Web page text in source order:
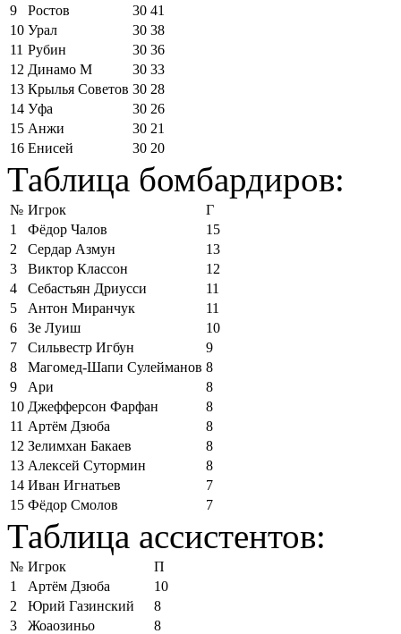
9
Ростов 30 41
10 Урал 30 38
11 Рубин 30 36
12 Динамо М 30 33
13 Крылья Советов 30 28
14 Уфа 30 26
15 Анжи 30 21
16 Енисей 30 20
Таблица бомбардиров:
№ Игрок
Г
1
Фёдор Чалов
15
2
Сердар Азмун
13
3
Виктор Классон
12
4
Себастьян Дриусси
11
5
Антон Миранчук
11
6
Зе Луиш
10
7
Сильвестр Игбун
9
8
Магомед-Шапи Сулейманов 8
9
Ари
8
10 Джефферсон Фарфан
8
11 Артём Дзюба
8
12 Зелимхан Бакаев
8
13 Алексей Сутормин
8
14 Иван Игнатьев
7
15 Фёдор Смолов 7
Таблица ассистентов:
№ Игрок
П
1
Артём Дзюба
10
2
Юрий Газинский
8
3
Жоаозиньо
8